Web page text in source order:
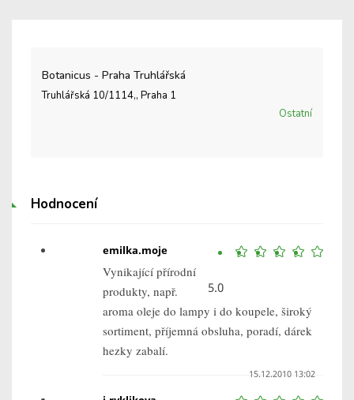
Botanicus - Praha Truhlářská
Truhlářská 10/1114,, Praha 1
Ostatní
Hodnocení
5.0
emilka.moje
Vynikající přírodní
produkty, např.
aroma oleje do lampy i do koupele, široký
sortiment, příjemná obsluha, poradí, dárek
hezky zabalí.
15.12.2010 13:02